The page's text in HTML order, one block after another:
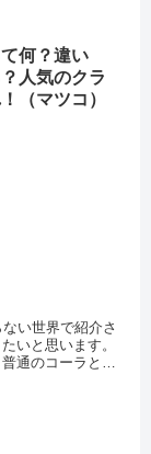
何？違い
人気のクラ
（マツコ）
いと思います。
通のコーラとは